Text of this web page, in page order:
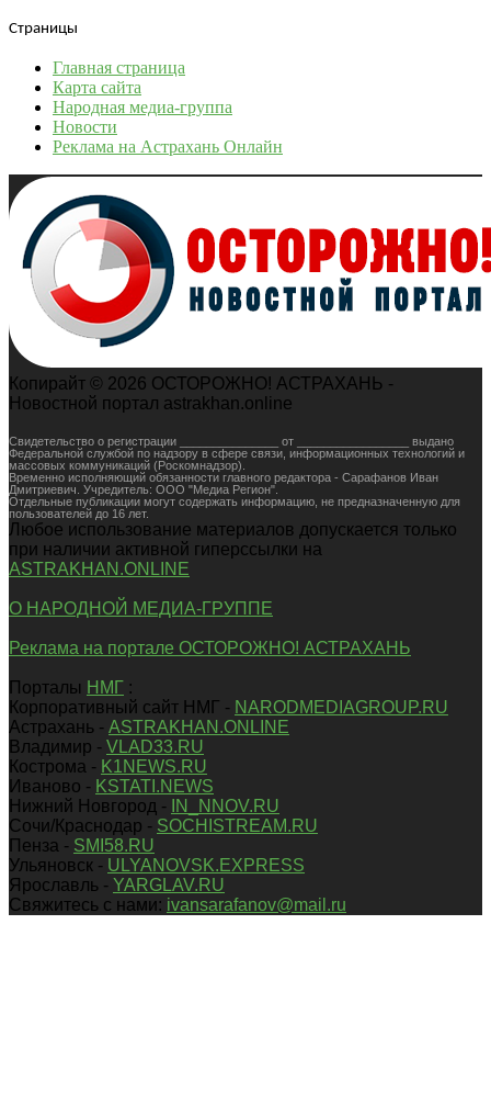
Страницы
Главная страница
Карта сайта
Народная медиа-группа
Новости
Реклама на Астрахань Онлайн
Копирайт © 2026 ОСТОРОЖНО! АСТРАХАНЬ -
Новостной портал astrakhan.online
Свидетельство о регистрации _______________ от _________________ выдано
Федеральной службой по надзору в сфере связи, информационных технологий и
массовых коммуникаций (Роскомнадзор).
Временно исполняющий обязанности главного редактора - Сарафанов Иван
Дмитриевич. Учредитель: ООО "Медиа Регион".
Отдельные публикации могут содержать информацию, не предназначенную для
пользователей до 16 лет.
Любое использование материалов допускается только
при наличии активной гиперссылки на
ASTRAKHAN.ONLINE
О НАРОДНОЙ МЕДИА-ГРУППЕ
Реклама на портале ОСТОРОЖНО! АСТРАХАНЬ
Порталы НМГ :
Корпоративный сайт НМГ - NARODMEDIAGROUP.RU
Астрахань - ASTRAKHAN.ONLINE
Владимир - VLAD33.RU
Кострома - K1NEWS.RU
Иваново - KSTATI.NEWS
Нижний Новгород -
IN_NNOV.RU
Сочи/Краснодар - SOCHISTREAM.RU
Пенза - SMI58.RU
Ульяновск - ULYANOVSK.EXPRESS
Ярославль - YARGLAV.RU
Свяжитесь с нами: ivansarafanov@mail.ru